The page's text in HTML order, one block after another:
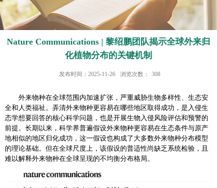
Nature Communications | 黎绍鹏团队揭示全球外来归
化植物分布的关键机制
发布时间：2025-11-26 浏览次数： 308
外来物种在全球范围内加速扩张，严重威胁生物多样性、生态安
全和人类福祉。弄清外来物种更容易在哪些地区取得成功，是入侵生
态学想要回答的核心科学问题，也是开展生物入侵风险评估和预警的
前提。长期以来，科学界普遍假设外来物种更容易在生态条件与原产
地相似的地区归化成功，这一假设也构成了大多数外来物种分布模型
的理论基础。但在全球尺度上，该假设的普适性尚缺乏系统检验，且
难以解释外来物种在全球呈现的不均衡分布格局。